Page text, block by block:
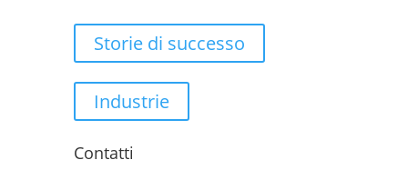
Storie di successo
Industrie
Contatti